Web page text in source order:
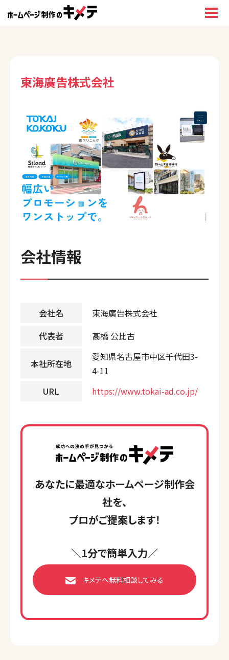
東海廣告株式会社
会社情報
会社名
東海廣告株式会社
代表者
髙橋 公比古
本社所在地
愛知県名古屋市中区千代田3-
4-11
URL
https://www.tokai-ad.co.jp/
あなたに最適なホームページ制作会
社を、
プロがご提案します！
＼1分で簡単入力／
キメテへ無料相談してみる